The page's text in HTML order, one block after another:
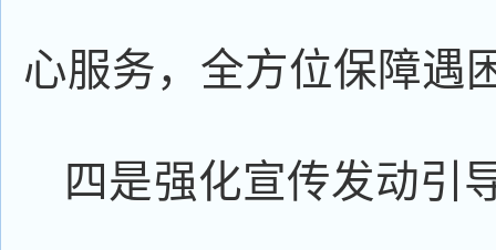
心服务，全方位保障遇
四是强化宣传发动引